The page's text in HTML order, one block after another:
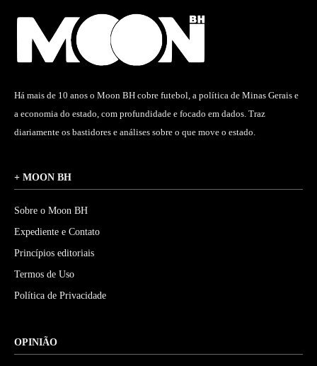
Há mais de 10 anos o Moon BH cobre futebol, a política de Minas Gerais e
a economia do estado, com profundidade e focado em dados. Traz
diariamente os bastidores e análises sobre o que move o estado.
+ MOON BH
Sobre o Moon BH
Expediente e Contato
Princípios editoriais
Termos de Uso
Política de Privacidade
OPINIÃO